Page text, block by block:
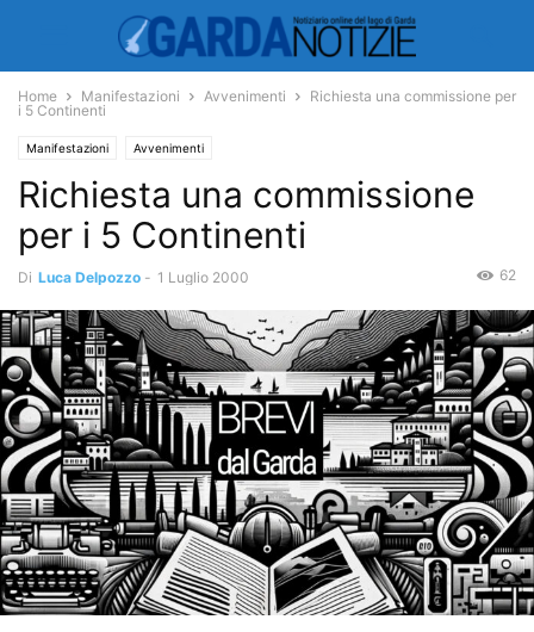
Home Manifestazioni Avvenimenti
Richiesta una commissione per
i 5 Continenti
Manifestazioni Avvenimenti
Richiesta una commissione
per i 5 Continenti
Di Luca Delpozzo - 1 Luglio 2000 62